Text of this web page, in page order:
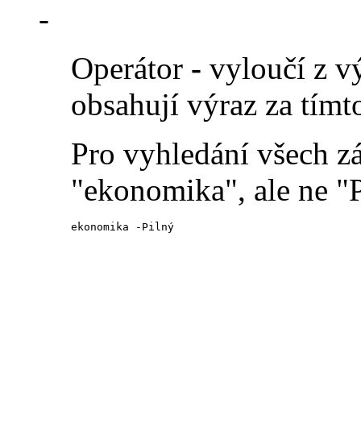
-
Operátor - vyloučí z
obsahují výraz za
Pro vyhledání všech
"ekonomika", ale ne
ekonomika -Pilný